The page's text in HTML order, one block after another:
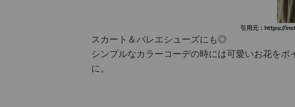
引用元： https://
スカート＆バレエシューズにも◎
シンプルなカラーコーデの時には可愛いお花を
に。